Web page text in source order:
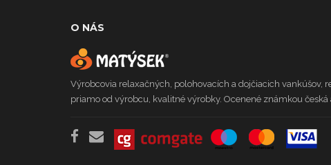
O NÁS
Výrobcovia relaxačných, polohovacích a dojčiacich vankúšov,
priamo od výrobcu, kvalitné výrobky. Ocenené známkou česká